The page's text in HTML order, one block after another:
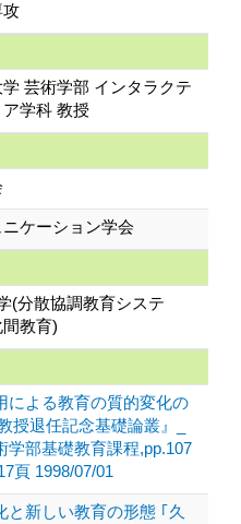
攻
芸術学部 インタラクテ
ア学科 教授
ケーション学会
(分散協調教育システ
教育)
による教育の質的変化の
授退任記念基礎論叢』_
学部基礎教育課程,pp.107
頁 1998/07/01
と新しい教育の形態 ｢久